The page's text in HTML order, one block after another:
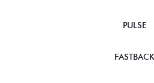
PULSE
FASTBACK